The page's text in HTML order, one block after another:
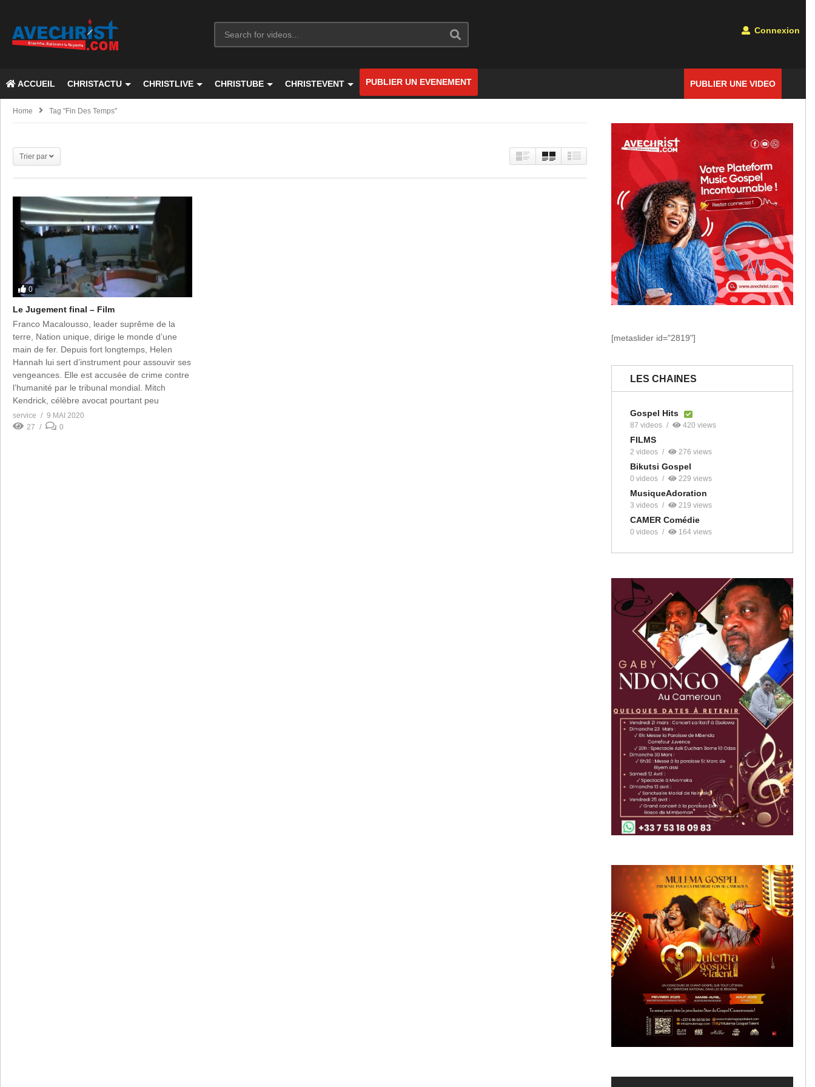
Connexion
ACCUEIL CHRISTACTU CHRISTLIVE CHRISTUBE CHRISTEVENT PUBLIER UNE VIDEO
PUBLIER UN EVENEMENT
Home Tag "fin Des Temps"
Trier par
0
Le Jugement final – Film
Franco Macalousso, leader suprême de la
terre, Nation unique, dirige le monde d’une
main de fer. Depuis fort longtemps, Helen
Hannah lui sert d’instrument pour assouvir ses
vengeances. Elle est accusée de crime contre
l’humanité par le tribunal mondial. Mitch
Kendrick, célèbre avocat pourtant peu
enthousiaste à la défendre est commis
d’office. Face à lui, […]
service
9 MAI 2020
27
0
[metaslider id="2819"]
LES CHAINES
Gospel Hits
87 videos 420 views
FILMS
2 videos 276 views
Bikutsi Gospel
0 videos 229 views
MusiqueAdoration
3 videos 219 views
CAMER Comédie
0 videos 164 views